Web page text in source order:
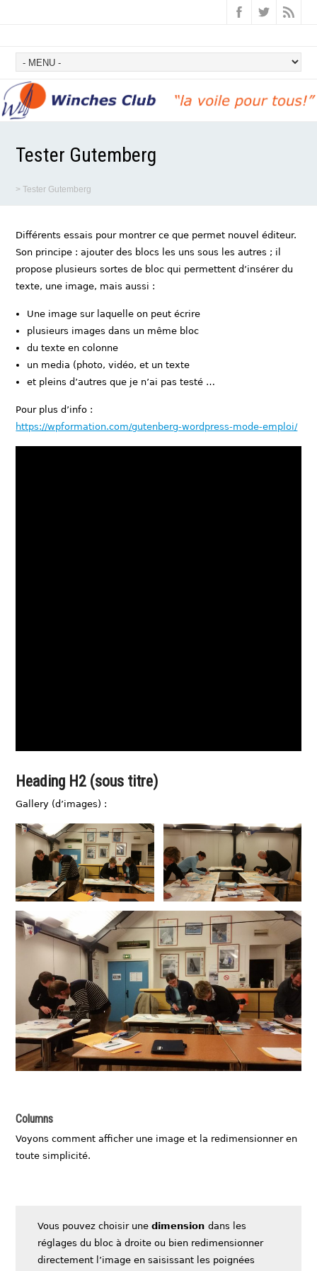
Tester Gutemberg
>Tester Gutemberg
Différents essais pour montrer ce que permet nouvel éditeur.
Son principe : ajouter des blocs les uns sous les autres ; il
propose plusieurs sortes de bloc qui permettent d’insérer du
texte, une image, mais aussi :
Une image sur laquelle on peut écrire
plusieurs images dans un même bloc
du texte en colonne
un media (photo, vidéo, et un texte
et pleins d’autres que je n’ai pas testé …
Pour plus d’info :
https://wpformation.com/gutenberg-wordpress-mode-emploi/
Heading H2 (sous titre)
Gallery (d’images) :
Columns
Voyons comment afficher une image et la redimensionner en
toute simplicité.
Vous pouvez choisir unedimensiondans les
réglages du bloc à droite ou bien redimensionner
directement l’image en saisissant les poignées